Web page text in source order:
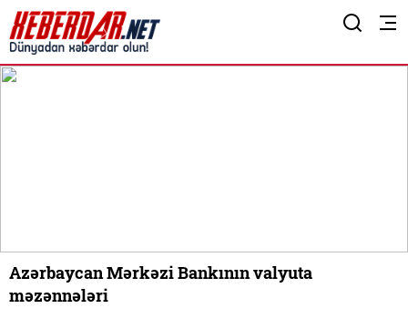
Azərbaycan Mərkəzi Bankının valyuta
məzənnələri